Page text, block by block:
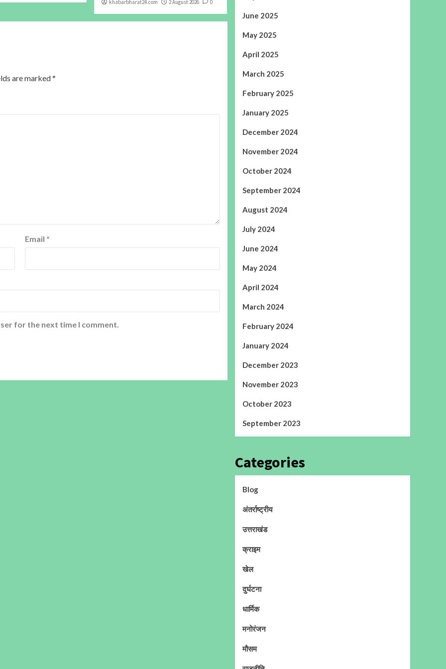
khabarbharat24.com 2 August 2026 0
are marked*
Email *
for the next time I comment.
June 2025
May 2025
April 2025
March 2025
February 2025
January 2025
December 2024
November 2024
October 2024
September 2024
August 2024
July 2024
June 2024
May 2024
April 2024
March 2024
February 2024
January 2024
December 2023
November 2023
October 2023
September 2023
Categories
Blog
अंतर्राष्ट्रीय
उत्तराखंड
क्राइम
खेल
दुर्घटना
धार्मिक
मनोरंजन
मौसम